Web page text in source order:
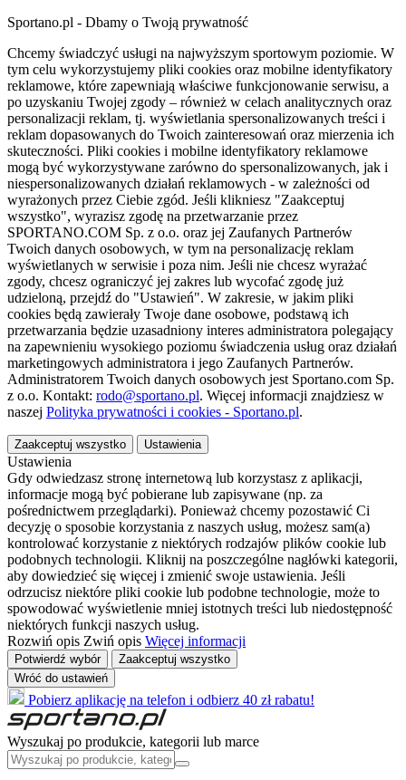
Sportano.pl - Dbamy o Twoją prywatność
Chcemy świadczyć usługi na najwyższym sportowym poziomie. W
tym celu wykorzystujemy pliki cookies oraz mobilne identyfikatory
reklamowe, które zapewniają właściwe funkcjonowanie serwisu, a
po uzyskaniu Twojej zgody – również w celach analitycznych oraz
personalizacji reklam, tj. wyświetlania spersonalizowanych treści i
reklam dopasowanych do Twoich zainteresowań oraz mierzenia ich
skuteczności. Pliki cookies i mobilne identyfikatory reklamowe
mogą być wykorzystywane zarówno do spersonalizowanych, jak i
niespersonalizowanych działań reklamowych - w zależności od
wyrażonych przez Ciebie zgód. Jeśli klikniesz "Zaakceptuj
wszystko", wyrazisz zgodę na przetwarzanie przez
SPORTANO.COM Sp. z o.o. oraz jej Zaufanych Partnerów
Twoich danych osobowych, w tym na personalizację reklam
wyświetlanych w serwisie i poza nim. Jeśli nie chcesz wyrażać
zgody, chcesz ograniczyć jej zakres lub wycofać zgodę już
udzieloną, przejdź do "Ustawień". W zakresie, w jakim pliki
cookies będą zawierały Twoje dane osobowe, podstawą ich
przetwarzania będzie uzasadniony interes administratora polegający
na zapewnieniu wysokiego poziomu świadczenia usług oraz działań
marketingowych administratora i jego Zaufanych Partnerów.
Administratorem Twoich danych osobowych jest Sportano.com Sp.
z o.o. Kontakt: rodo@sportano.pl. Więcej informacji znajdziesz w
naszej Polityka prywatności i cookies - Sportano.pl.
Zaakceptuj wszystko Ustawienia
Ustawienia
Gdy odwiedzasz stronę internetową lub korzystasz z aplikacji,
informacje mogą być pobierane lub zapisywane (np. za
pośrednictwem przeglądarki). Ponieważ chcemy pozostawić Ci
decyzję o sposobie korzystania z naszych usług, możesz sam(a)
kontrolować korzystanie z niektórych rodzajów plików cookie lub
podobnych technologii. Kliknij na poszczególne nagłówki kategorii,
aby dowiedzieć się więcej i zmienić swoje ustawienia. Jeśli
odrzucisz niektóre pliki cookie lub podobne technologie, może to
spowodować wyświetlenie mniej istotnych treści lub niedostępność
niektórych funkcji naszych usług.
Rozwiń opis Zwiń opis Więcej informacji
Potwierdź wybór
Zaakceptuj wszystko
Wróć do ustawień
Pobierz aplikację na telefon i odbierz 40 zł rabatu!
Wyszukaj po produkcie, kategorii lub marce